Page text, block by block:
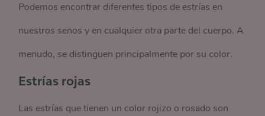
Podemos encontrar diferentes tipos de estrías en
nuestros senos y en cualquier otra parte del cuerpo. A
menudo, se distinguen principalmente por su color.
Estrías rojas
Las estrías que tienen un color rojizo o rosado son